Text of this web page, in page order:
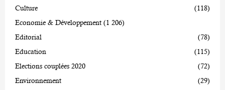
Culture
(118)
Economie & Développement (1 206)
Editorial
(78)
Education
(115)
Elections couplées 2020
(72)
Environnement
(29)